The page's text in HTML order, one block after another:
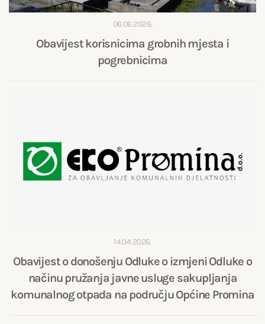
06.06.2026.
Obavijest korisnicima grobnih mjesta i
pogrebnicima
14.04.2026.
Obavijest o donošenju Odluke o izmjeni Odluke o
načinu pružanja javne usluge sakupljanja
komunalnog otpada na području Općine Promina